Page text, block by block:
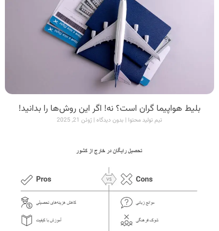
بلیط هواپیما گران است؟ نه! اگر این روش‌ها را بدانید!
تیم تولید محتوا بدون دیدگاه ژوئن 21, 2025